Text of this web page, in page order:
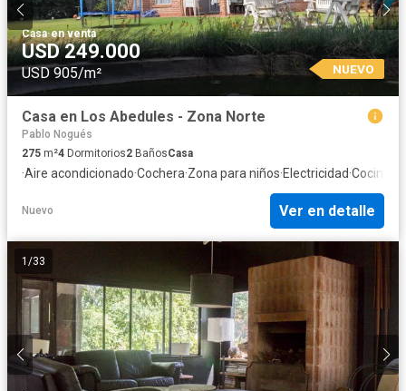
Casa·en venta
USD 249.000
USD 905/m² NUEVO
Casa en Los Abedules - Zona Norte
Pablo Nogués
275 m²4 Dormitorios2 BañosCasa
·Aire acondicionado·Cochera·Zona para niños·Electricidad·Cocina
Nuevo Ver en detalle
1 /33